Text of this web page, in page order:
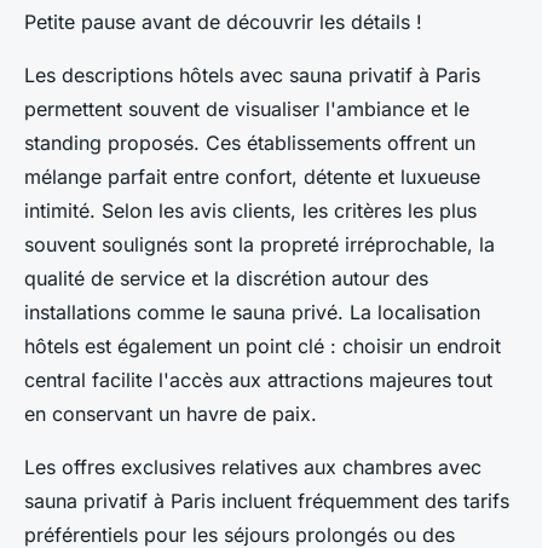
Petite pause avant de découvrir les détails !
Les descriptions hôtels avec sauna privatif à Paris
permettent souvent de visualiser l'ambiance et le
standing proposés. Ces établissements offrent un
mélange parfait entre confort, détente et luxueuse
intimité. Selon les avis clients, les critères les plus
souvent soulignés sont la propreté irréprochable, la
qualité de service et la discrétion autour des
installations comme le sauna privé. La localisation
hôtels est également un point clé : choisir un endroit
central facilite l'accès aux attractions majeures tout
en conservant un havre de paix.
Les offres exclusives relatives aux chambres avec
sauna privatif à Paris incluent fréquemment des tarifs
préférentiels pour les séjours prolongés ou des